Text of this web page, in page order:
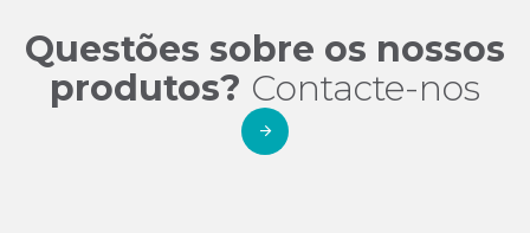
Questões sobre os nossos
produtos? Contacte-nos